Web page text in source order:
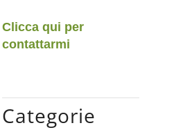
Clicca qui per
contattarmi
Categorie